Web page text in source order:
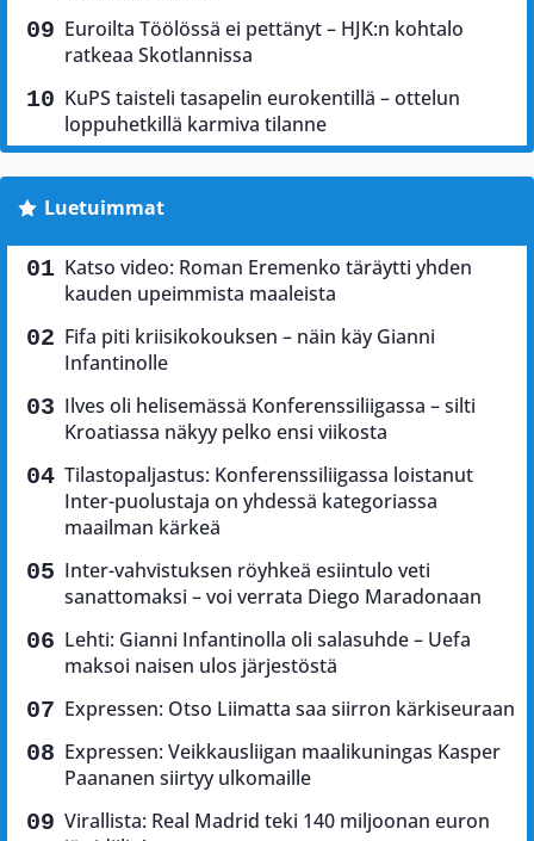
Euroilta Töölössä ei pettänyt – HJK:n kohtalo
ratkeaa Skotlannissa
KuPS taisteli tasapelin eurokentillä – ottelun
loppuhetkillä karmiva tilanne
Luetuimmat
Katso video: Roman Eremenko täräytti yhden
kauden upeimmista maaleista
Fifa piti kriisikokouksen – näin käy Gianni
Infantinolle
Ilves oli helisemässä Konferenssiliigassa – silti
Kroatiassa näkyy pelko ensi viikosta
Tilastopaljastus: Konferenssiliigassa loistanut
Inter-puolustaja on yhdessä kategoriassa
maailman kärkeä
Inter-vahvistuksen röyhkeä esiintulo veti
sanattomaksi – voi verrata Diego Maradonaan
Lehti: Gianni Infantinolla oli salasuhde – Uefa
maksoi naisen ulos järjestöstä
Expressen: Otso Liimatta saa siirron kärkiseuraan
Expressen: Veikkausliigan maalikuningas Kasper
Paananen siirtyy ulkomaille
Virallista: Real Madrid teki 140 miljoonan euron